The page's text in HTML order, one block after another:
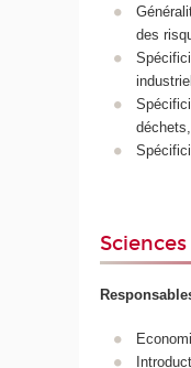
des